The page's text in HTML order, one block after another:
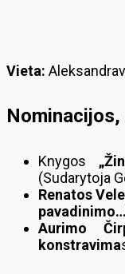
Vieta:
Nominacijos,
Knygos
(Sudarytoja
Renatos
Aurimo
konstravima